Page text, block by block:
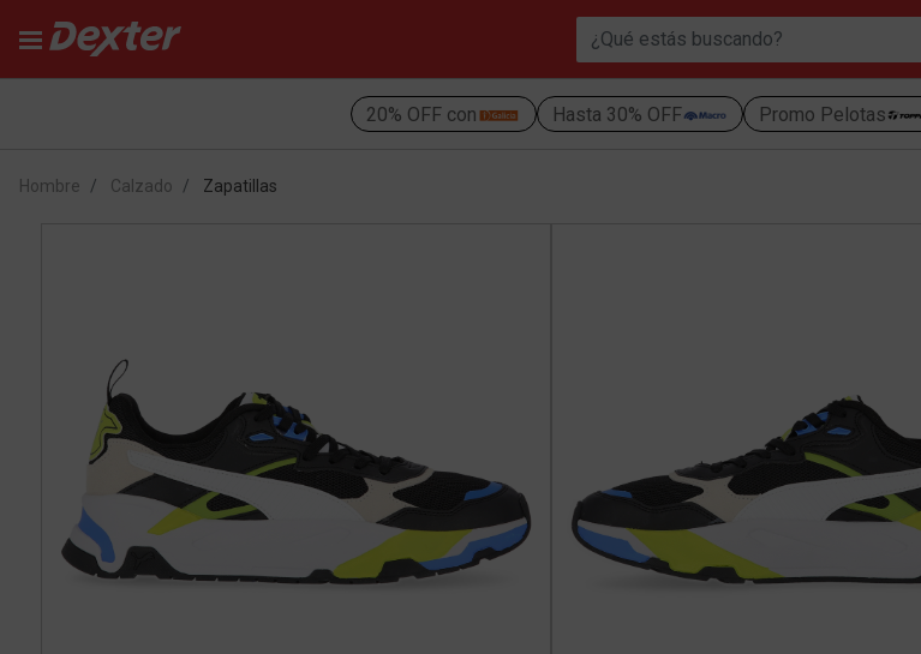
20% OFF con Hasta 30% OFF Promo Pelotas
Hombre Calzado Zapatillas